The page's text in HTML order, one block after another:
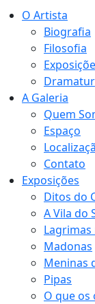
O Artista
Biografia
Filosofia
A Galeria
Quem
Espaço
Contato
Exposições
Ditos do
A Vila do
Lagrimas
Madonas
Meninas
Pipas
O que os